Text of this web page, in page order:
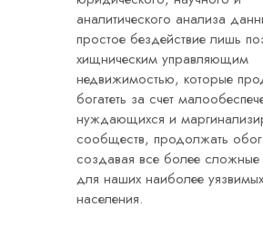
аналитического анализа
простое бездействие лишь
хищническим управляющим
недвижимостью, которые
богатеть за счет
нуждающихся и
сообществ, продолжать
создавая все более
для наших наиболее
населения.